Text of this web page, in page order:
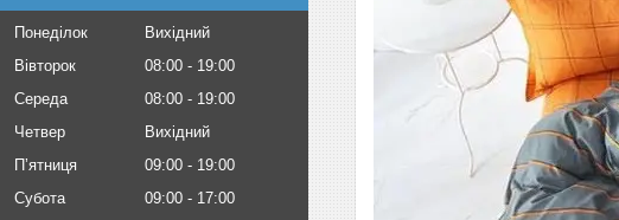
Понеділок
Вихідний
Вівторок
08:00
19:00
Середа
08:00
19:00
Четвер
Вихідний
Пʼятниця
09:00
19:00
Субота
09:00
17:00